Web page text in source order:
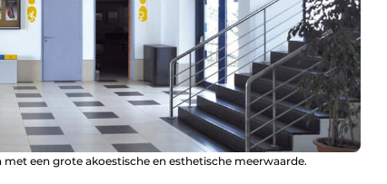
met een grote akoestische en esthetische meerwaarde.